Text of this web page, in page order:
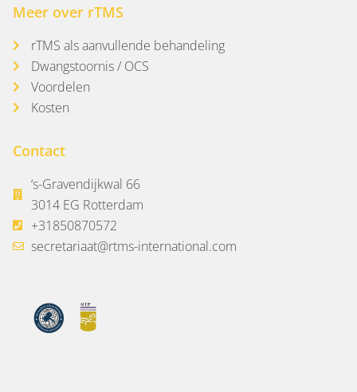
Meer over rTMS
rTMS als aanvullende behandeling
Dwangstoornis / OCS
Voordelen
Kosten
Contact
‘s-Gravendijkwal 66
3014 EG Rotterdam
+31850870572
secretariaat@rtms-international.com